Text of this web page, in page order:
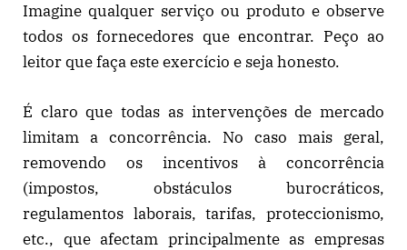
Imagine qualquer serviço ou produto e observe
todos os fornecedores que encontrar. Peço ao
leitor que faça este exercício e seja honesto.
É claro que todas as intervenções de mercado
limitam a concorrência. No caso mais geral,
removendo os incentivos à concorrência
(impostos, obstáculos burocráticos,
regulamentos laborais, tarifas, proteccionismo,
etc., que afectam principalmente as empresas